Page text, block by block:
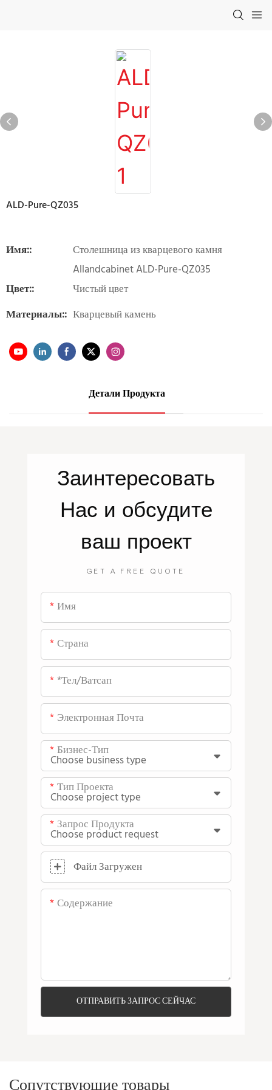
ALD-Pure-QZ035
Имя::
Столешница из кварцевого камня
Allandcabinet ALD-Pure-QZ035
Цвет::
Чистый цвет
Материалы:: Кварцевый камень
Детали Продукта
Заинтересовать
Нас и обсудите
ваш проект
GET A FREE QUOTE
Имя
Страна
*тел/ватсап
Электронная Почта
Бизнес-Тип
Тип Проекта
Запрос Продукта
Файл Загружен
Содержание
ОТПРАВИТЬ ЗАПРОС СЕЙЧАС